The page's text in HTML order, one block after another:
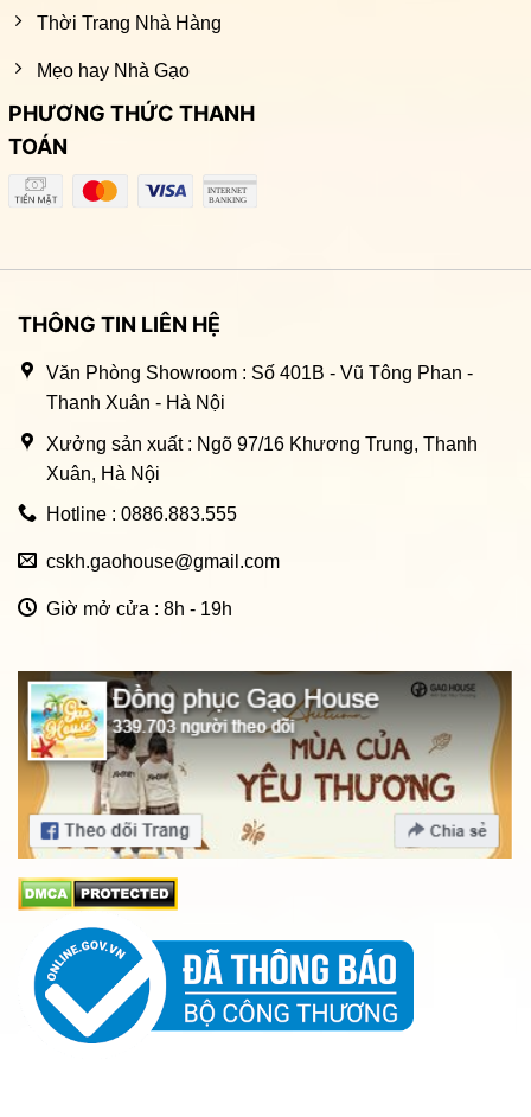
Thời Trang Nhà Hàng
Mẹo hay Nhà Gạo
PHƯƠNG THỨC THANH
TOÁN
THÔNG TIN LIÊN HỆ
Văn Phòng Showroom : Số 401B - Vũ Tông Phan -
Thanh Xuân - Hà Nội
Xưởng sản xuất : Ngõ 97/16 Khương Trung, Thanh
Xuân, Hà Nội
Hotline : 0886.883.555
cskh.gaohouse@gmail.com
Giờ mở cửa : 8h - 19h